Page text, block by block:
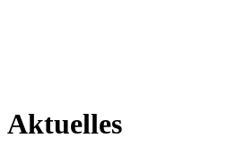
Aktuelles